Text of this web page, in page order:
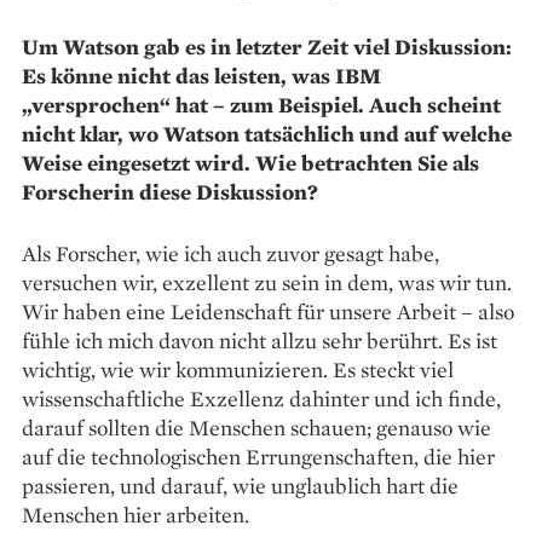
Um Watson gab es in letzter Zeit viel Diskussion:
Es könne nicht das leisten, was IBM
„versprochen“ hat – zum Beispiel. Auch scheint
nicht klar, wo Watson tatsächlich und auf welche
Weise eingesetzt wird. Wie betrachten Sie als
Forscherin diese Diskussion?
Als Forscher, wie ich auch zuvor gesagt habe,
versuchen wir, exzellent zu sein in dem, was wir tun.
Wir haben eine Leidenschaft für unsere Arbeit – also
fühle ich mich davon nicht allzu sehr berührt. Es ist
wichtig, wie wir kommunizieren. Es steckt viel
wissenschaftliche Exzellenz dahinter und ich finde,
darauf sollten die Menschen schauen; genauso wie
auf die technologischen Errungenschaften, die hier
passieren, und darauf, wie unglaublich hart die
Menschen hier arbeiten.